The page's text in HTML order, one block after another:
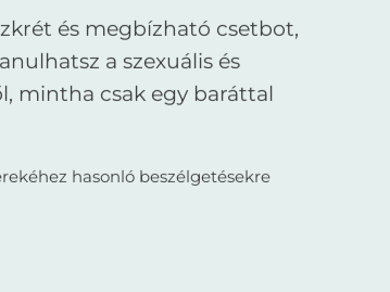
és megbízható csetbot,
a szexuális és
mintha csak egy baráttal
hasonló beszélgetésekre